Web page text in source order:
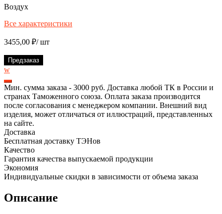
Воздух
Все характеристики
3455,00 ₽/ шт
Предзаказ
w
Мин. сумма заказа - 3000 руб. Доставка любой ТК в России и
странах Таможенного союза. Оплата заказа производится
после согласования с менеджером компании. Внешний вид
изделия, может отличаться от иллюстраций, представленных
на сайте.
Доставка
Бесплатная доставку ТЭНов
Качество
Гарантия качества выпускаемой продукции
Экономия
Индивидуальные скидки в зависимости от объема заказа
Описание